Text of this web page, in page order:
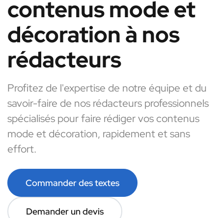
contenus mode et
décoration à nos
rédacteurs
Profitez de l'expertise de notre équipe et du
savoir-faire de nos rédacteurs professionnels
spécialisés pour faire rédiger vos contenus
mode et décoration, rapidement et sans
effort.
Commander des textes
Demander un devis